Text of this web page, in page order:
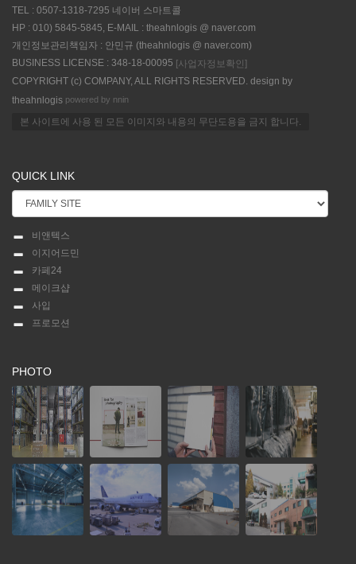
TEL : 0507-1318-7295 네이버 스마트콜
HP : 010) 5845-5845, E-MAIL : theahnlogis @ naver.com
개인정보관리책임자 : 안민규 (theahnlogis @ naver.com)
BUSINESS LICENSE : 348-18-00095 [사업자정보확인]
COPYRIGHT (c) COMPANY, ALL RIGHTS RESERVED. design by
theahnlogis powered by nnin
본 사이트에 사용 된 모든 이미지와 내용의 무단도용을 금지 합니다.
QUICK LINK
비앤텍스
이지어드민
카페24
메이크샵
사입
프로모션
PHOTO